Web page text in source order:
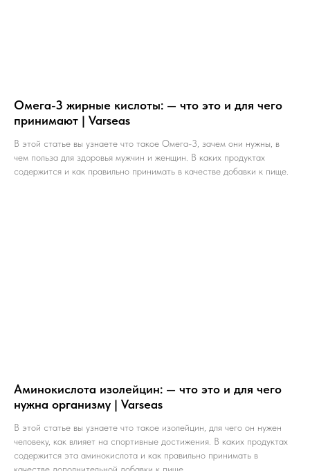
Омега-3 жирные кислоты: — что это и для чего
принимают | Varseas
В этой статье вы узнаете что такое Омега-3, зачем они нужны, в
чем польза для здоровья мужчин и женщин. В каких продуктах
содержится и как правильно принимать в качестве добавки к пище.
Аминокислота изолейцин: — что это и для чего
нужна организму | Varseas
В этой статье вы узнаете что такое изолейцин, для чего он нужен
человеку, как влияет на спортивные достижения. В каких продуктах
содержится эта аминокислота и как правильно принимать в